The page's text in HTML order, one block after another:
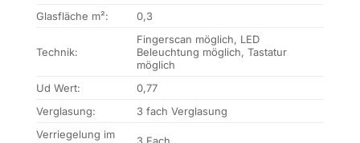
Glasfläche m²:
0,3
Technik:
Fingerscan möglich, LED
Beleuchtung möglich, Tastatur
möglich
Ud Wert:
0,77
Verglasung:
3 fach Verglasung
Verriegelung im
3 Fach